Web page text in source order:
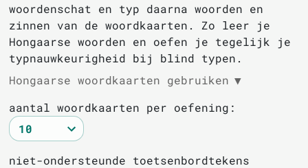
woordenschat en typ daarna woorden en
zinnen van de woordkaarten. Zo leer je
Hongaarse woorden en oefen je tegelijk je
typnauwkeurigheid bij blind typen.
Hongaarse woordkaarten gebruiken ▼
aantal woordkaarten per oefening:
niet-ondersteunde toetsenbordtekens